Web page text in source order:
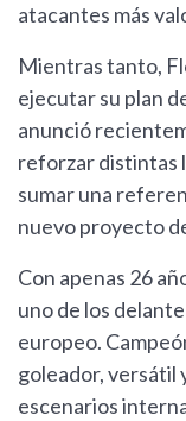
atacantes más
Mientras tanto,
ejecutar su plan
anunció
reforzar distintas
sumar una
nuevo proyecto
Con apenas 26
uno de los
europeo.
goleador, versátil
escenarios